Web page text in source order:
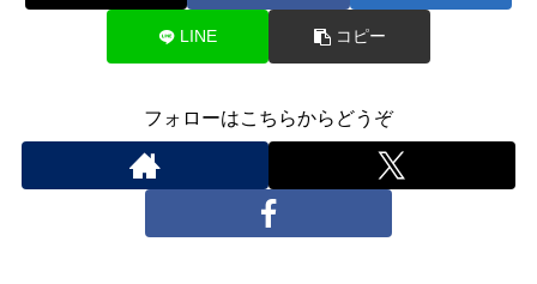
LINE コピー
フォローはこちらからどうぞ